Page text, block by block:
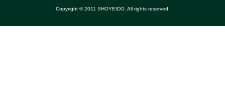
Copyright © 2011 SHOYEIDO. All rights reserved.